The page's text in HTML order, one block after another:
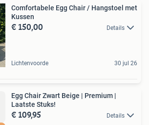
Comfortabele Egg Chair / Hangstoel met
Kussen
€ 150,00 Details
Lichtenvoorde 30 jul 26
Egg Chair Zwart Beige | Premium |
Laatste Stuks!
€ 109,95 Details